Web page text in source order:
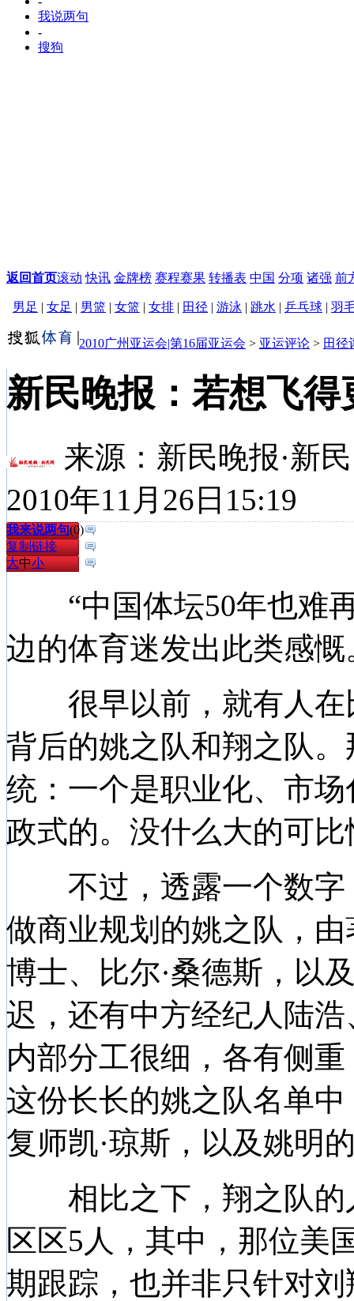
我说两句
-
搜狗
返回首页滚动 快讯 金牌榜 赛程赛果 转播表 中国 分项 诸强 前
男足 | 女足 | 男篮 | 女篮 | 女排 | 田径 | 游泳 | 跳水 | 乒乓球 | 羽
2010广州亚运会|第16届亚运会 > 亚运评论 > 田径
新民晚报：若想飞得
来源： 新民晚报·新
2010年11月26日15:19
我来说两句(0)
复制链接
大中小
“中国体坛50年也难再
边的体育迷发出此类感慨
很早以前，就有人在
背后的姚之队和翔之队
统：一个是职业化、市
政式的。没什么大的可比
不过，透露一个数字
做商业规划的姚之队，
博士、比尔·桑德斯，以
迟，还有中方经纪人陆
内部分工很细，各有侧
这份长长的姚之队名单
复师凯·琼斯，以及姚明
相比之下，翔之队的
区区5人，其中，那位美
期跟踪，也并非只针对